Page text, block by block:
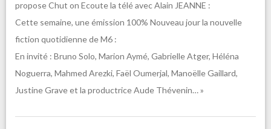
propose Chut on Ecoute la télé avec Alain JEANNE :
Cette semaine, une émission 100% Nouveau jour la nouvelle
fiction quotidienne de M6 :
En invité : Bruno Solo, Marion Aymé, Gabrielle Atger, Héléna
Noguerra, Mahmed Arezki, Faël Oumerjal, Manoëlle Gaillard,
Justine Grave et la productrice Aude Thévenin… »